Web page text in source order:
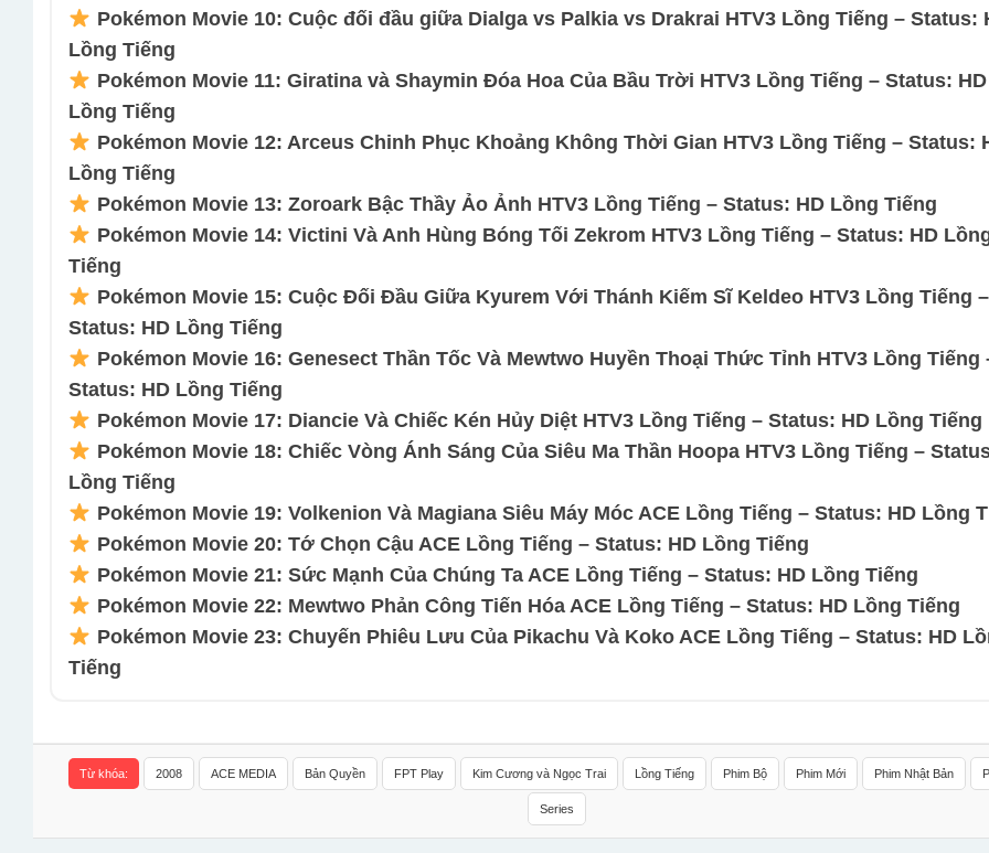
Pokémon Movie 10: Cuộc đối đầu giữa Dialga vs Palkia vs Drakrai HTV3 Lồng Tiếng – Status:
Lồng Tiếng
Pokémon Movie 11: Giratina và Shaymin Đóa Hoa Của Bầu Trời HTV3 Lồng Tiếng – Status: HD
Lồng Tiếng
Pokémon Movie 12: Arceus Chinh Phục Khoảng Không Thời Gian HTV3 Lồng Tiếng – Status:
Lồng Tiếng
Pokémon Movie 13: Zoroark Bậc Thầy Ảo Ảnh HTV3 Lồng Tiếng – Status: HD Lồng Tiếng
Pokémon Movie 14: Victini Và Anh Hùng Bóng Tối Zekrom HTV3 Lồng Tiếng – Status: HD
Tiếng
Pokémon Movie 15: Cuộc Đối Đầu Giữa Kyurem Với Thánh Kiếm Sĩ Keldeo HTV3 Lồng Tiếng –
Status: HD Lồng Tiếng
Pokémon Movie 16: Genesect Thần Tốc Và Mewtwo Huyền Thoại Thức Tỉnh HTV3 Lồng Tiếng
Status: HD Lồng Tiếng
Pokémon Movie 17: Diancie Và Chiếc Kén Hủy Diệt HTV3 Lồng Tiếng – Status: HD Lồng Tiếng
Pokémon Movie 18: Chiếc Vòng Ánh Sáng Của Siêu Ma Thần Hoopa HTV3 Lồng Tiếng –
Lồng Tiếng
Pokémon Movie 19: Volkenion Và Magiana Siêu Máy Móc ACE Lồng Tiếng – Status: HD Lồng
Pokémon Movie 20: Tớ Chọn Cậu ACE Lồng Tiếng – Status: HD Lồng Tiếng
Pokémon Movie 21: Sức Mạnh Của Chúng Ta ACE Lồng Tiếng – Status: HD Lồng Tiếng
Pokémon Movie 22: Mewtwo Phản Công Tiến Hóa ACE Lồng Tiếng – Status: HD Lồng Tiếng
Pokémon Movie 23: Chuyến Phiêu Lưu Của Pikachu Và Koko ACE Lồng Tiếng – Status: HD
Tiếng
Từ khóa: 2008 ACE MEDIA Bản Quyền FPT Play Kim Cương và Ngọc Trai Lồng Tiếng Phim Bộ Phim Mới Phim Nhật Bản
Series